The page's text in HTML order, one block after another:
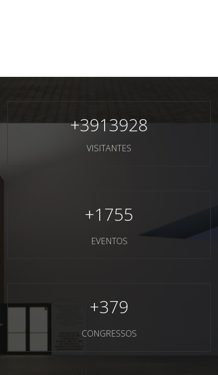
+3913928
VISITANTES
+1755
EVENTOS
+379
CONGRESSOS